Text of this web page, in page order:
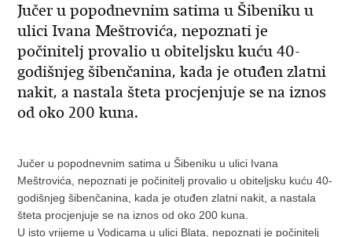
Jučer u popodnevnim satima u Šibeniku u
ulici Ivana Meštrovića, nepoznati je
počinitelj provalio u obiteljsku kuću 40-
godišnjeg šibenčanina, kada je otuđen zlatni
nakit, a nastala šteta procjenjuje se na iznos
od oko 200 kuna.
Jučer u popodnevnim satima u Šibeniku u ulici Ivana
Meštrovića, nepoznati je počinitelj provalio u obiteljsku kuću 40-
godišnjeg šibenčanina, kada je otuđen zlatni nakit, a nastala
šteta procjenjuje se na iznos od oko 200 kuna.
U isto vrijeme u Vodicama u ulici Blata, nepoznati je počinitelj